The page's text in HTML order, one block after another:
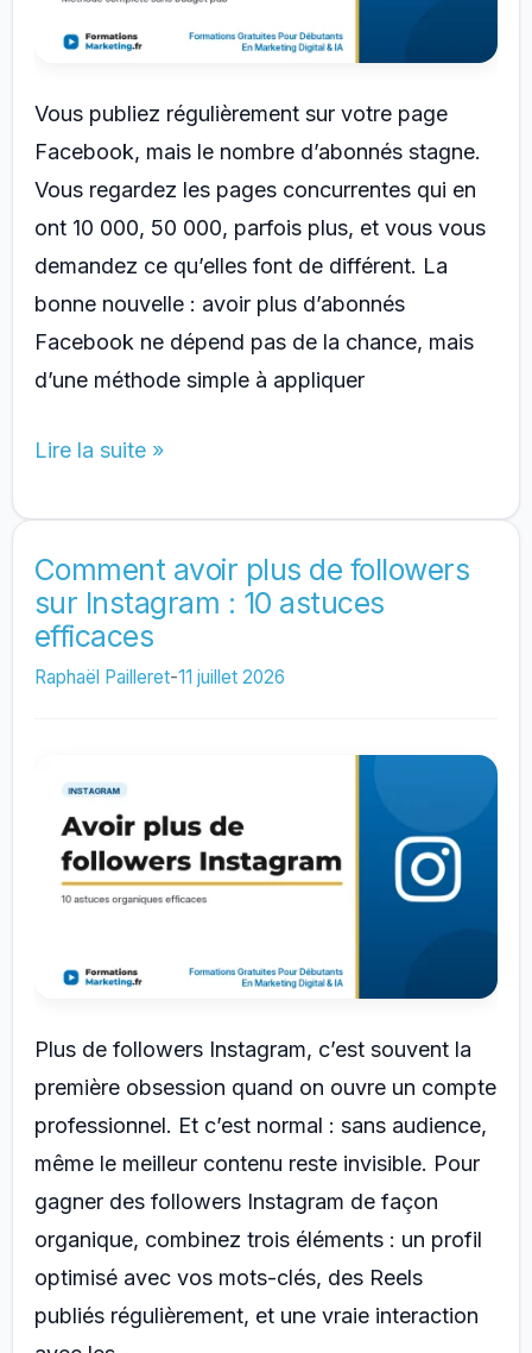
Vous publiez régulièrement sur votre page
Facebook, mais le nombre d’abonnés stagne.
Vous regardez les pages concurrentes qui en
ont 10 000, 50 000, parfois plus, et vous vous
demandez ce qu’elles font de différent. La
bonne nouvelle : avoir plus d’abonnés
Facebook ne dépend pas de la chance, mais
d’une méthode simple à appliquer
Comment
plus
d’abonnés
sur
Facebook
(followers,
méthode
complète
Lire la suite »
Comment avoir plus de followers
sur Instagram : 10 astuces
efficaces
Raphaël Pailleret-11 juillet 2026
Plus de followers Instagram, c’est souvent la
première obsession quand on ouvre un compte
professionnel. Et c’est normal : sans audience,
même le meilleur contenu reste invisible. Pour
gagner des followers Instagram de façon
organique, combinez trois éléments : un profil
optimisé avec vos mots-clés, des Reels
publiés régulièrement, et une vraie interaction